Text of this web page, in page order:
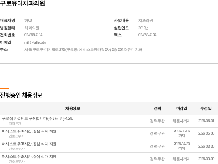
구로유디치과의원
대표자명 허00 사업내용
치과의원
병원형태
치과의원 설립연도
2013년
전화번호
02-868-4114 팩스
02-868-4134
이메일
rnfh@udh.co.kr
주소
서울 구로구 디지털로 273 (구로동, 에이스트윈타워2차) 2층 204호 유디치과
진행중인 채용정보
채용정보 경력 마감일 수정일
구로점 컨설턴트 구인합니다(주 37시간) 4.5일
자격무관
경력무관 채용시까지 2026-06-01
어시스트 주37시간 ,점심 식대 지원
간호조무사
경력무관
2026-06-06
까지
2026-05-06
어시스트 주37시간 ,점심 식대 지원
간호조무사
경력무관
2026-04-30
까지
2026-03-26
어시스트 주37시간 ,점심 식대 지원
간호조무사
경력무관 채용시까지 2026-03-09